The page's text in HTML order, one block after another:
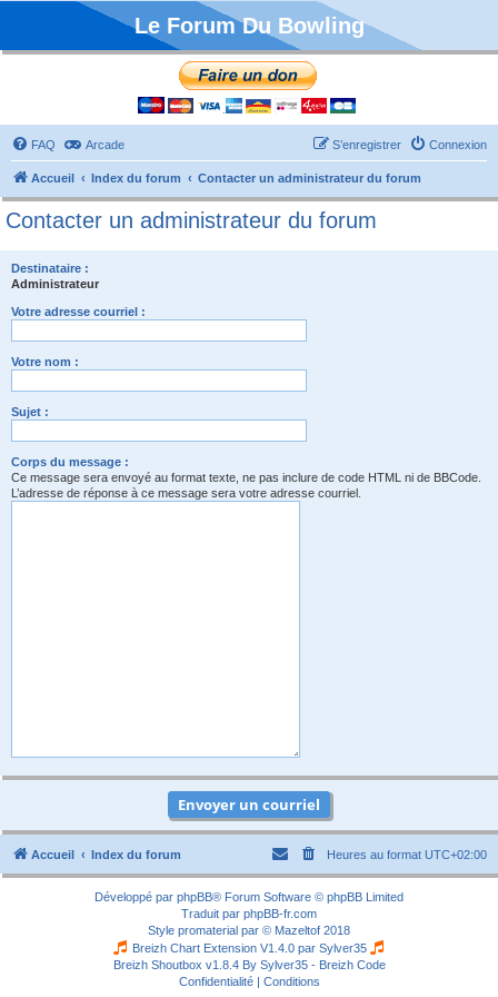
Le Forum Du Bowling
FAQ Arcade Connexion
S’enregistrer
Accueil Index du forum Contacter un administrateur du forum
Contacter un administrateur du forum
Destinataire :
Administrateur
Votre adresse courriel :
Votre nom :
Sujet :
Corps du message :
Ce message sera envoyé au format texte, ne pas inclure de code HTML ni de BBCode.
L’adresse de réponse à ce message sera votre adresse courriel.
Accueil Index du forum Heures au format UTC+02:00
Développé par phpBB® Forum Software © phpBB Limited
Traduit par phpBB-fr.com
Style promaterial par © Mazeltof 2018
Breizh Chart Extension V1.4.0 par Sylver35
Breizh Shoutbox v1.8.4 By Sylver35 - Breizh Code
Confidentialité| Conditions